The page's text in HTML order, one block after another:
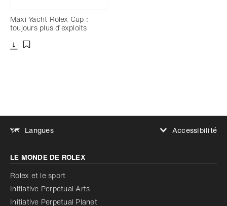
Maxi Yacht Rolex Cup :
toujours plus d’exploits
Langues
Accessibilité
Augmenter le contraste
Désactivé
Réduire les animations
Réduire les animations
Désactivé
LE MONDE DE ROLEX
Rolex et le sport
Initiative Perpetual Arts
Initiative Perpetual Planet